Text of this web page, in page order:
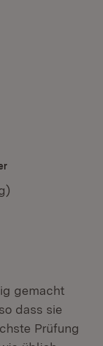
gemacht
dass sie
Prüfung